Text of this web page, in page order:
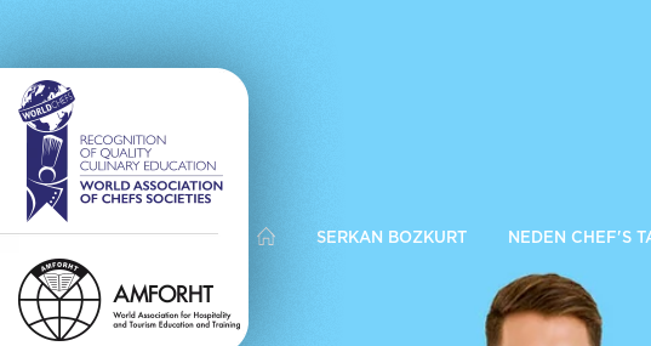
SERKAN BOZKURT NEDEN CHEF'S